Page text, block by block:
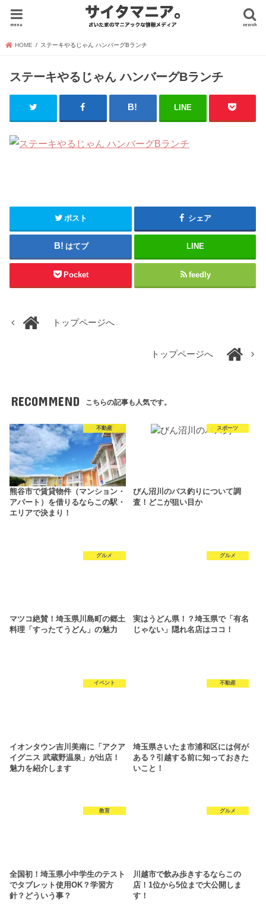
search
menu
HOME ステーキやるじゃん ハンバーグBランチ
ステーキやるじゃん ハンバーグBランチ
LINE
ポスト シェア
はてブ LINE
Pocket feedly
トップページへ
トップページへ
RECOMMEND こちらの記事も人気です。
不動産
熊谷市で賃貸物件（マンション・
アパート）を借りるならこの駅・
エリアで決まり！
スポーツ
びん沼川のバス釣りについて調
査！どこが狙い目か
グルメ
マツコ絶賛！埼玉県川島町の郷土
料理「すったてうどん」の魅力
グルメ
実はうどん県！？埼玉県で「有名
じゃない」隠れ名店はココ！
イベント
イオンタウン吉川美南に「アクア
イグニス 武蔵野温泉」が出店！
魅力を紹介します
不動産
埼玉県さいたま市浦和区には何が
ある？引越する前に知っておきた
いこと！
教育
全国初！埼玉県小中学生のテスト
でタブレット使用OK？学習方
針？どういう事？
グルメ
川越市で飲み歩きするならこの
店！1位から5位まで大公開しま
す！